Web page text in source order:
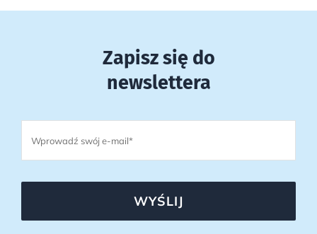
Zapisz się do
newslettera
WYŚLIJ